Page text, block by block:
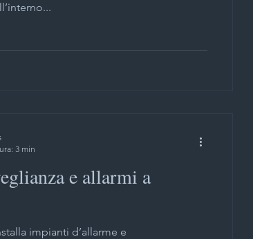
e allarmi a
impianti d’allarme e
3 min